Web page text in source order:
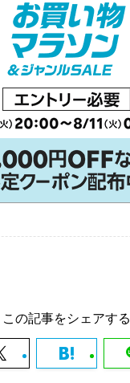
この記事をシェアする